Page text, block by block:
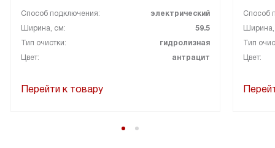
Способ подключения:
электрический
Ширина, см:
59.5
Тип очистки:
гидролизная
Цвет:
антрацит
Перейти к товару
Способ
Тип
Цвет: